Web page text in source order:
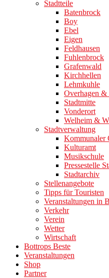
Stadtteile
Batenbrock
Boy
Ebel
Eigen
Feldhausen
Fuhlenbrock
Grafenwald
Kirchhellen
Lehmkuhle
Overhagen &
Stadtmitte
Vonderort
Welheim &
Stadtverwaltung
Kommunaler
Kulturamt
Musikschule
Pressestelle
Stadtarchiv
Stellenangebote
Tipps für Touristen
Veranstaltungen in
Verkehr
Verein
Wetter
Wirtschaft
Bottrops Beste
Veranstaltungen
Shop
Partner